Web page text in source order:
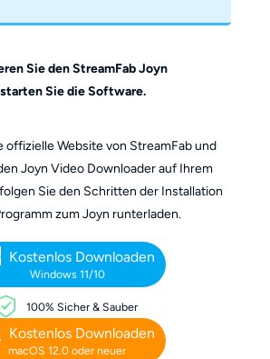
Sie den StreamFab Joyn
Sie die Software.
offizielle Website von StreamFab und
Joyn Video Downloader auf Ihrem
Sie den Schritten der Installation
zum Joyn runterladen.
Kostenlos Downloaden
Windows 11/10
100% Sicher & Sauber
Kostenlos Downloaden
macOS 12.0 oder neuer